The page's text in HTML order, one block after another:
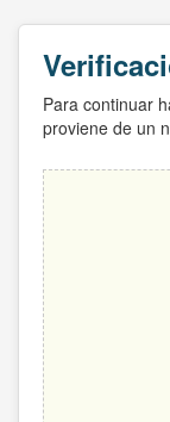
Para continuar
proviene de un